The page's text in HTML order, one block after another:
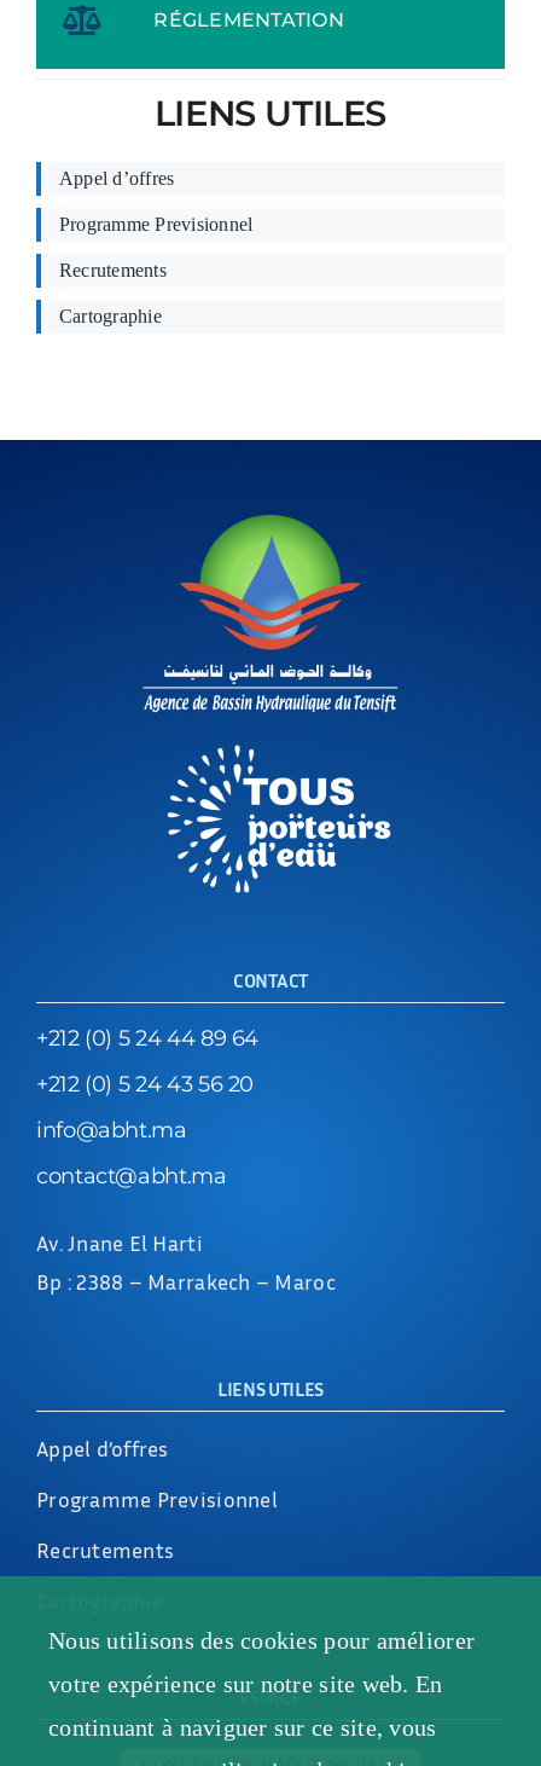
RÉGLEMENTATION
LIENS UTILES
Appel d’offres
Programme Previsionnel
Recrutements
Cartographie
CONTACT
+212 (0) 5 24 44 89 64
+212 (0) 5 24 43 56 20
info@abht.ma
contact@abht.ma
Av. Jnane El Harti
Bp : 2388 – Marrakech – Maroc
LIENS UTILES
Appel d’offres
Programme Previsionnel
Recrutements
ESPACE
Nous utilisons des cookies pour améliorer
votre expérience sur notre site web. En
continuant à naviguer sur ce site, vous